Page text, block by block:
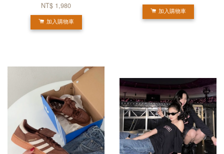
NT$ 1,980
加入購物車
加入購物車